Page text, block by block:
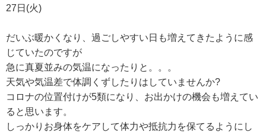
27日(火)
だいぶ暖かくなり、過ごしやすい日も増えてきたように感
じていたのですが
急に真夏並みの気温になったりと。。。
天気や気温差で体調くずしたりはしていませんか?
コロナの位置付けが5類になり、お出かけの機会も増えてい
ると思います。
しっかりお身体をケアして体力や抵抗力を保てるようにし